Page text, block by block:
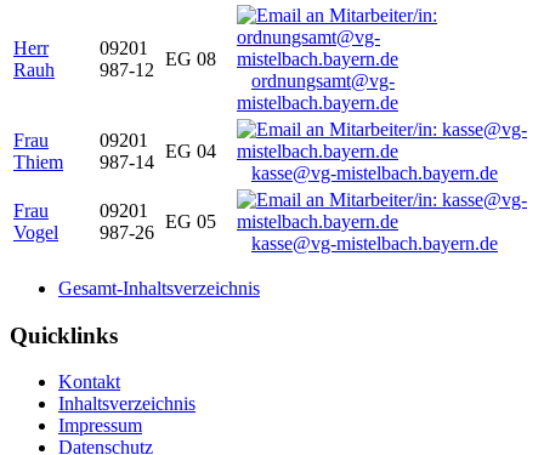
Herr
Rauh
09201
987-12
EG 08
ordnungsamt@vg-
mistelbach.bayern.de
Frau
Thiem
09201
987-14
EG 04
kasse@vg-mistelbach.bayern.de
Frau
Vogel
09201
987-26
EG 05
kasse@vg-mistelbach.bayern.de
Gesamt-Inhaltsverzeichnis
Quicklinks
Kontakt
Inhaltsverzeichnis
Impressum
Datenschutz